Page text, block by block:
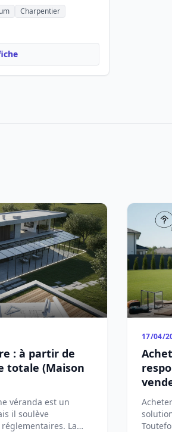
Charpentier
: à partir de
totale (Maison
véranda est un
il soulève
La
17/04/